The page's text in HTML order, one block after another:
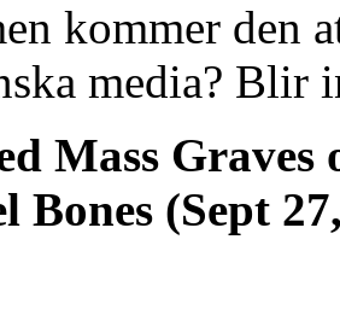
kommer
media? Blir
Mass
Bones (Sept